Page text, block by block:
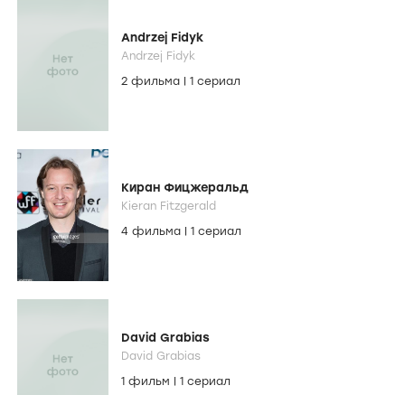
Andrzej Fidyk
Andrzej Fidyk
2 фильма
1 сериал
Киран Фицжеральд
Kieran Fitzgerald
4 фильма
1 сериал
David Grabias
David Grabias
1 фильм
1 сериал